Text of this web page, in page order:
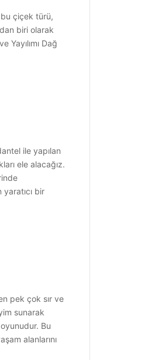
bu çiçek türü,
biri olarak
Dağ
ile yapılan
ele alacağız.
bir
pek çok sır ve
sunarak
Bu
alanlarını